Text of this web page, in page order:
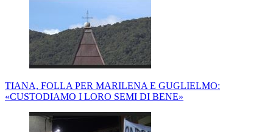
TIANA, FOLLA PER MARILENA E GUGLIELMO:
«CUSTODIAMO I LORO SEMI DI BENE»